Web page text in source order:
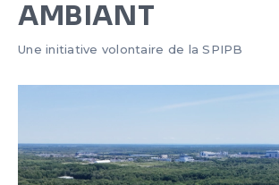
AMBIANT
Une initiative volontaire de la SPIPB